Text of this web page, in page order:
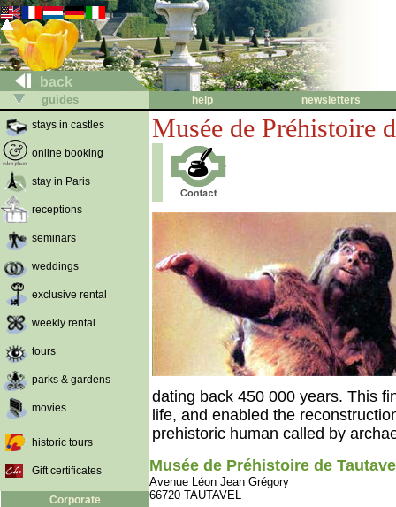
back
guides help
newsletters
stays in castles
online booking
stay in Paris
receptions
seminars
weddings
exclusive rental
weekly rental
tours
parks & gardens
movies
historic tours
Gift certificates
Corporate
Musée de Préhistoire
dating back 450 000 years. This
life, and enabled the
prehistoric human called by
Musée de Préhistoire de
Avenue Léon Jean Grégory
66720 TAUTAVEL